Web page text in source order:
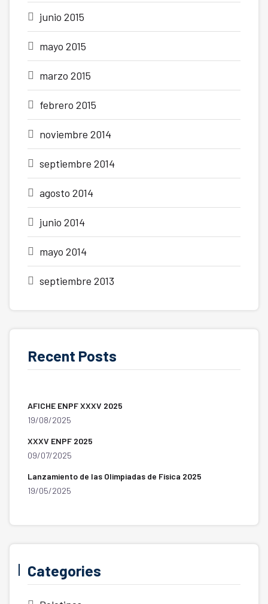
junio 2015
mayo 2015
marzo 2015
febrero 2015
noviembre 2014
septiembre 2014
agosto 2014
junio 2014
mayo 2014
septiembre 2013
Recent Posts
AFICHE ENPF XXXV 2025
19/08/2025
XXXV ENPF 2025
09/07/2025
Lanzamiento de las Olimpiadas de Física 2025
19/05/2025
Categories